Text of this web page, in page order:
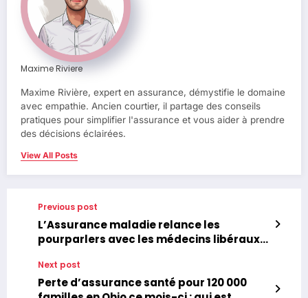
Maxime Riviere
Maxime Rivière, expert en assurance, démystifie le domaine
avec empathie. Ancien courtier, il partage des conseils
pratiques pour simplifier l'assurance et vous aider à prendre
des décisions éclairées.
View All Posts
Previous post
L’Assurance maladie relance les
pourparlers avec les médecins libéraux
Next post
Perte d’assurance santé pour 120 000